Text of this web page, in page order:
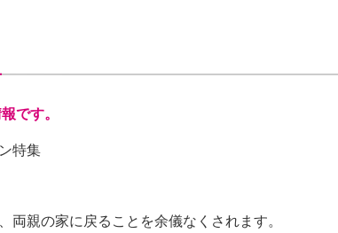
です。
特集
両親の家に戻ることを余儀なくされます。